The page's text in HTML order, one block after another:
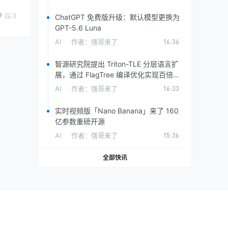
踩 0
ChatGPT 免费版升级：默认模型更换为
GPT-5.6 Luna
AI 作者： 强哥来了 16:36
智源研究院提出 Triton-TLE 分层语言扩
展，通过 FlagTree 编译优化实现百倍级
自动调优加速
AI 作者： 强哥来了 16:33
实时视频版「Nano Banana」来了 160
亿参数重磅开源
AI 作者： 强哥来了 15:36
全部快讯